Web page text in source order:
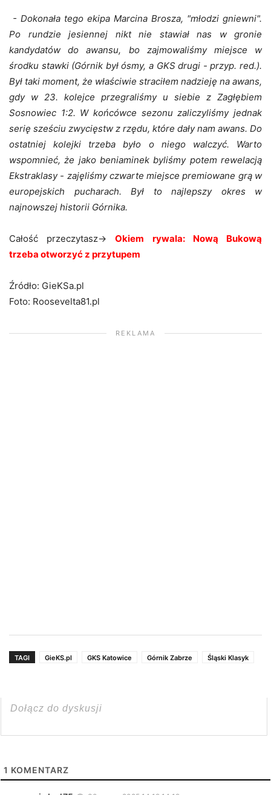
- Dokonała tego ekipa Marcina Brosza, "młodzi gniewni".
Po rundzie jesiennej nikt nie stawiał nas w gronie
kandydatów do awansu, bo zajmowaliśmy miejsce w
środku stawki (Górnik był ósmy, a GKS drugi - przyp. red.).
Był taki moment, że właściwie straciłem nadzieję na awans,
gdy w 23. kolejce przegraliśmy u siebie z Zagłębiem
Sosnowiec 1:2. W końcówce sezonu zaliczyliśmy jednak
serię sześciu zwycięstw z rzędu, które dały nam awans. Do
ostatniej kolejki trzeba było o niego walczyć. Warto
wspomnieć, że jako beniaminek byliśmy potem rewelacją
Ekstraklasy - zajęliśmy czwarte miejsce premiowane grą w
europejskich pucharach. Był to najlepszy okres w
najnowszej historii Górnika.
Całość przeczytasz->
Okiem rywala: Nową Bukową
trzeba otworzyć z przytupem
Źródło: GieKSa.pl
Foto: Roosevelta81.pl
REKLAMA
TAGI GieKS.pl GKS Katowice Górnik Zabrze Śląski Klasyk
1 KOMENTARZ